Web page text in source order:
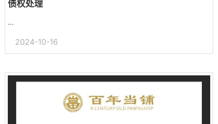
债权处理
...
2024-10-16